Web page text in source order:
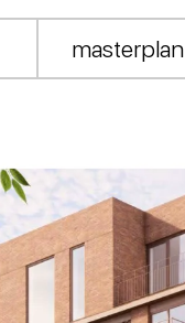
masterplan